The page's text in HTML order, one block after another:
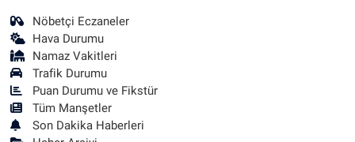
Nöbetçi Eczaneler
Hava Durumu
Namaz Vakitleri
Trafik Durumu
Puan Durumu ve Fikstür
Tüm Manşetler
Son Dakika Haberleri